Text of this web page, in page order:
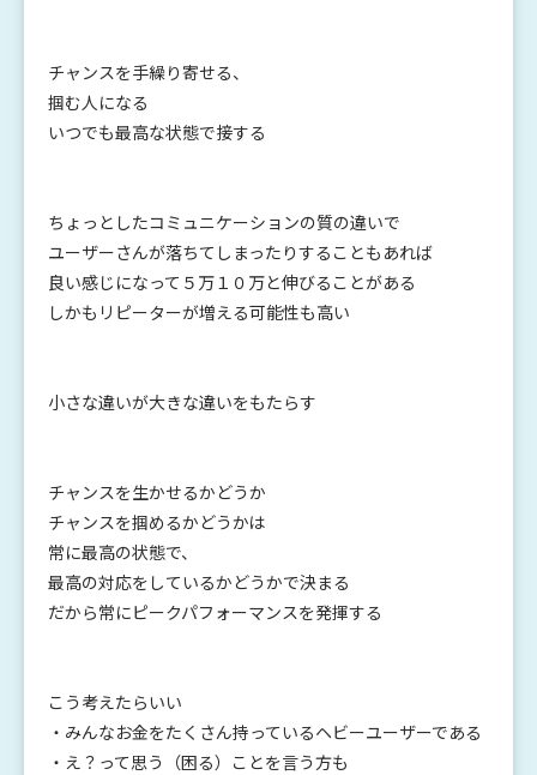
チャンスを手繰り寄せる、
掴む人になる
いつでも最高な状態で接する
ちょっとしたコミュニケーションの質の違いで
ユーザーさんが落ちてしまったりすることもあれば
良い感じになって５万１０万と伸びることがある
しかもリピーターが増える可能性も高い
小さな違いが大きな違いをもたらす
チャンスを生かせるかどうか
チャンスを掴めるかどうかは
常に最高の状態で、
最高の対応をしているかどうかで決まる
だから常にピークパフォーマンスを発揮する
こう考えたらいい
・みんなお金をたくさん持っているヘビーユーザーである
・え？って思う（困る）ことを言う方も